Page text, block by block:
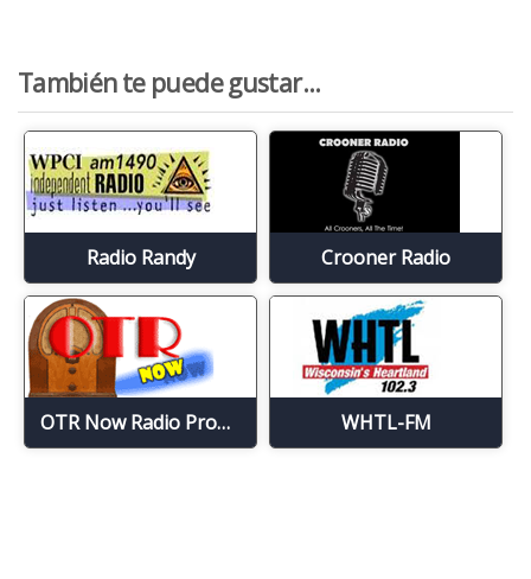
También te puede gustar...
Radio Randy Crooner Radio
OTR Now Radio Program WHTL-FM